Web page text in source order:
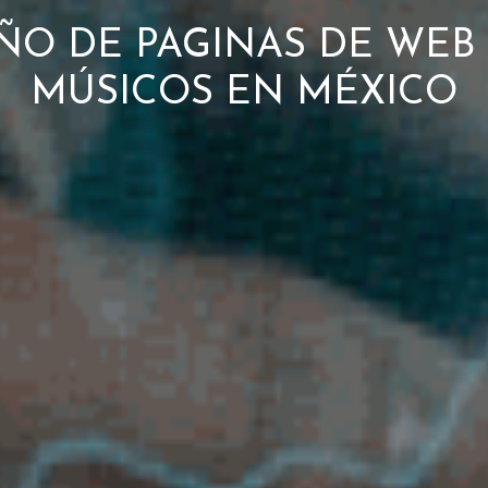
DE PAGINAS DE WEB
MÚSICOS EN MÉXICO